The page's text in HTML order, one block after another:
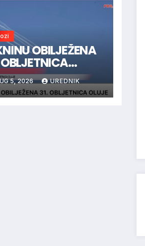
OBILJEŽENA
OBLJETNICA
5, 2026 UREDNIK